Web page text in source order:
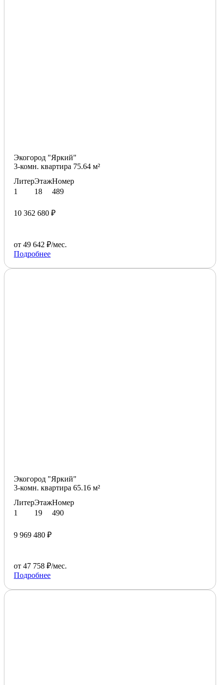
Экогород "Яркий"
3-комн. квартира 75.64 м²
Литер
1
Этаж
18
Номер
489
10 362 680 ₽
от 49 642 ₽/мес.
Подробнее
Экогород "Яркий"
3-комн. квартира 65.16 м²
Литер
1
Этаж
19
Номер
490
9 969 480 ₽
от 47 758 ₽/мес.
Подробнее